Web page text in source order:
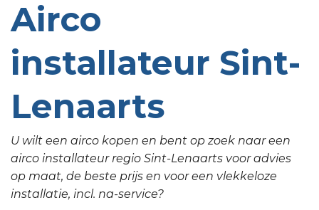
Airco
installateur Sint-
Lenaarts
U wilt een airco kopen en bent op zoek naar een
airco installateur regio Sint-Lenaarts voor advies
op maat, de beste prijs en voor een vlekkeloze
installatie, incl. na-service?